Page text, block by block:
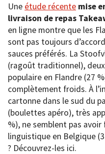
Une étude récente mise
livraison de repas
en ligne montre que les
sont pas toujours
sauces préférés. La
(ragoût traditionnel),
populaire en Flandre (27
complètement froids. À
cartonne dans le sud du
(boulettes apéro), très
%), ne semblent pas
linguistique en Belgique
? Découvrez-les ici.